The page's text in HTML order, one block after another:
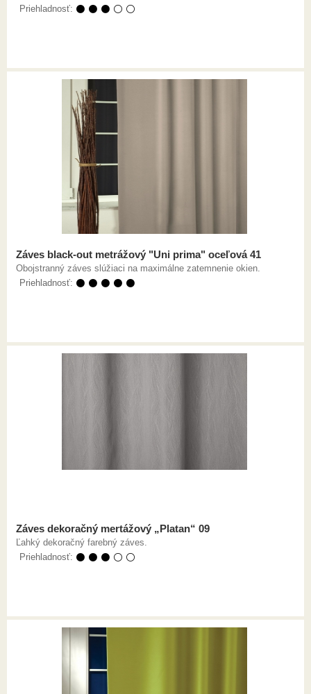
Priehladnosť: ⚫ ⚫ ⚫ ⚪ ⚪
Záves black-out metrážový "Uni prima" oceľová 41
Obojstranný záves slúžiaci na maximálne zatemnenie okien.
Priehladnosť: ⚫ ⚫ ⚫ ⚫ ⚫
Záves dekoračný mertážový „Platan“ 09
Ľahký dekoračný farebný záves.
Priehladnosť: ⚫ ⚫ ⚫ ⚪ ⚪